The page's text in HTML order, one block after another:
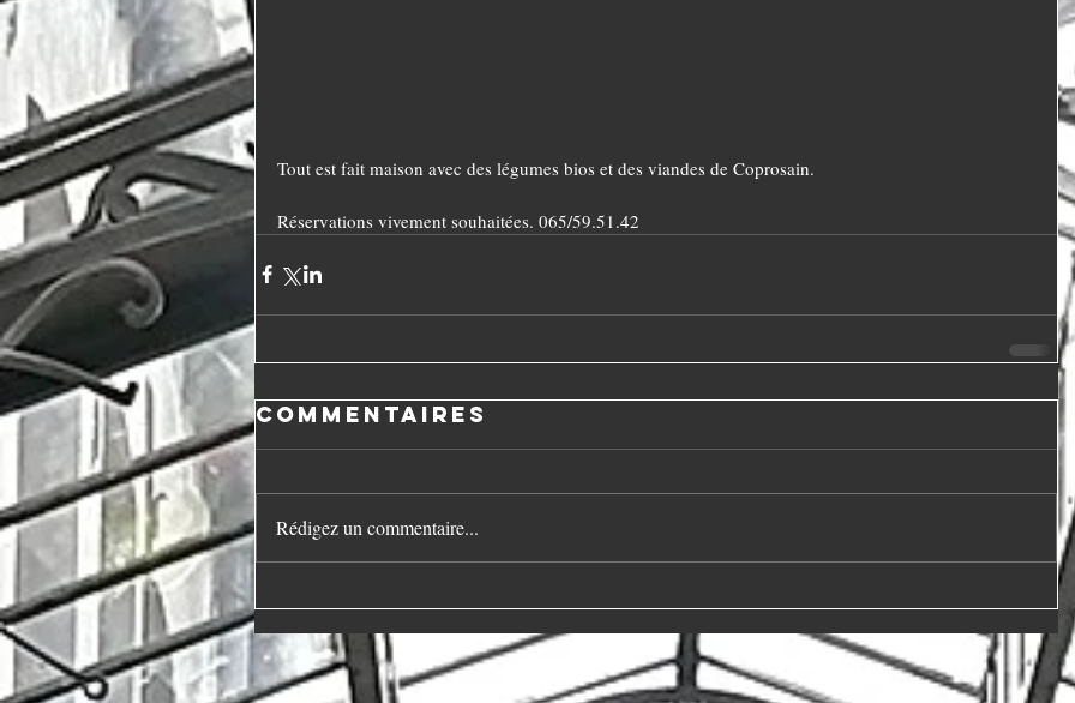
Tout est fait maison avec des légumes bios et des viandes de Coprosain.
Réservations vivement souhaitées. 065/59.51.42
Commentaires
Rédigez un commentaire...